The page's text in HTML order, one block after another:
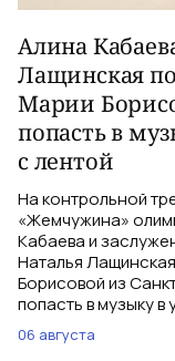
Алина
Лащинская
Марии
попасть в
с лентой
На контрольной
«Жемчужина»
Кабаева и
Наталья
Борисовой из
попасть в музыку
06 августа